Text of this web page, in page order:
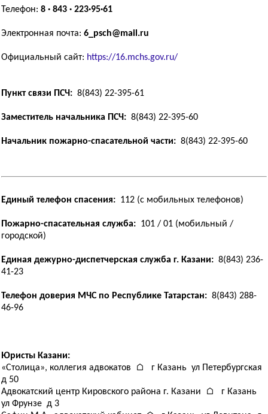
Телефон: 8 · 843 · 223·95·61
Электронная почта: 6_psch@mail.ru
Официальный сайт: https://16.mchs.gov.ru/
Пункт связи ПСЧ: 8(843) 22-395-61
Заместитель начальника ПСЧ: 8(843) 22-395-60
Начальник пожарно-спасательной части: 8(843) 22-395-60
Единый телефон спасения: 112 (с мобильных телефонов)
Пожарно-спасательная служба: 101 / 01 (мобильный /
городской)
Единая дежурно-диспетчерская служба г. Казани: 8(843) 236-
41-23
Телефон доверия МЧС по Республике Татарстан: 8(843) 288-
46-96
Юристы Казани:
«Столица», коллегия адвокатов ⌂ г Казань ул Петербургская
д 50
Адвокатский центр Кировского района г. Казани ⌂ г Казань
ул Фрунзе д 3